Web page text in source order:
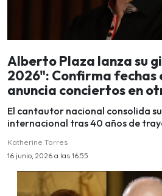
Alberto Plaza lanza su
2026": Confirma fechas
anuncia conciertos en
El cantautor nacional consolida
internacional tras 40 años de
Katherine Torres
16 junio, 2026 a las 16:55